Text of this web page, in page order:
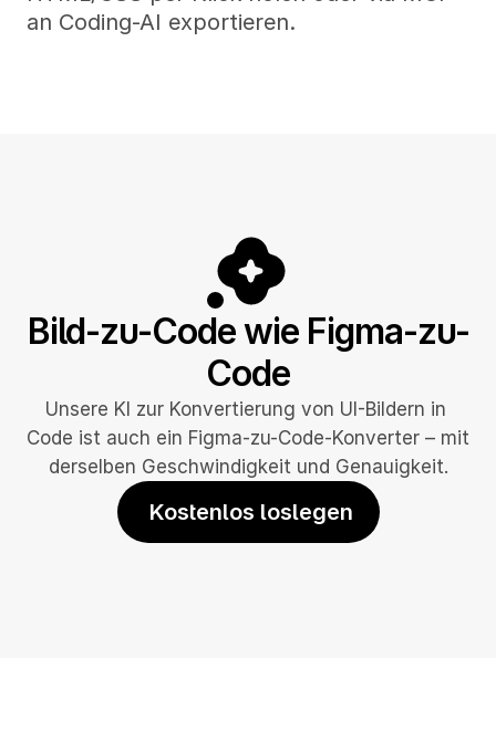
an Coding-AI exportieren.
Bild-zu-Code wie Figma-zu-
Code
Unsere KI zur Konvertierung von UI-Bildern in
Code ist auch ein Figma-zu-Code-Konverter – mit
derselben Geschwindigkeit und Genauigkeit.
Kostenlos loslegen